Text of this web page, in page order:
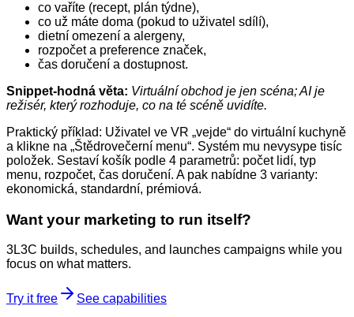
co vaříte (recept, plán týdne),
co už máte doma (pokud to uživatel sdílí),
dietní omezení a alergeny,
rozpočet a preference značek,
čas doručení a dostupnost.
Snippet‑hodná věta: Virtuální obchod je jen scéna; AI je
režisér, který rozhoduje, co na té scéně uvidíte.
Praktický příklad: Uživatel ve VR „vejde“ do virtuální kuchyně
a klikne na „Štědrovečerní menu“. Systém mu nevysype tisíc
položek. Sestaví košík podle 4 parametrů: počet lidí, typ
menu, rozpočet, čas doručení. A pak nabídne 3 varianty:
ekonomická, standardní, prémiová.
Want your marketing to run itself?
3L3C builds, schedules, and launches campaigns while you
focus on what matters.
Try it free See capabilities